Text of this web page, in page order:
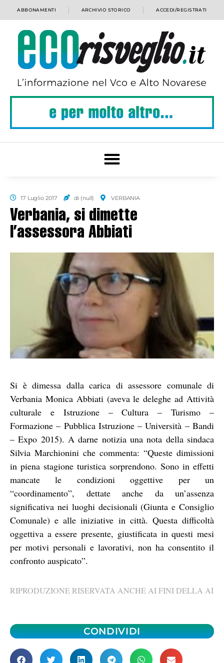
ABBONAMENTI ARCHIVIO STORICO ACCEDI/REGISTRATI
17 Luglio 2017 di (null) VERBANIA
Verbania, si dimette
l’assessora Abbiati
Si è dimessa dalla carica di assessore comunale di
Verbania Monica Abbiati (aveva le deleghe ad Attività
culturale e Istruzione – Cultura – Turismo –
Formazione – Pubblica Istruzione – Università – Bandi
– Expo 2015). A darne notizia una nota della sindaca
Silvia Marchionini che commenta: “Queste dimissioni
in piena stagione turistica sorprendono. Sono in effetti
mancate le condizioni oggettive per un
“coordinamento”, dettate anche da un’assenza
significativa nei luoghi decisionali (Giunta e Consiglio
Comunale) e alle iniziative in città. Questa difficoltà
oggettiva a essere presente, giustificata in questi mesi
per motivi personali e lavorativi, non ha consentito il
confronto auspicato”.
RIPRODUZIONE RISERVATA ANCHE AI FINI DELLA AI
CONDIVIDI